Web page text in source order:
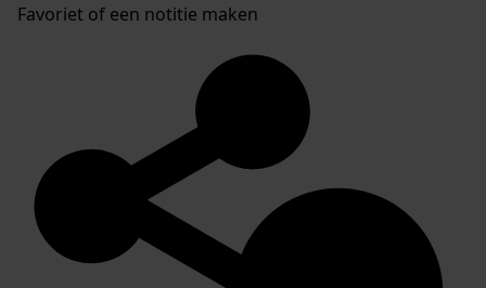
Favoriet of een notitie maken